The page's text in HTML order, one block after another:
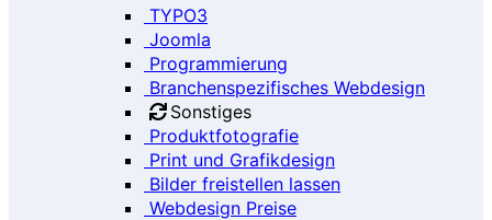
TYPO3
Joomla
Programmierung
Branchenspezifisches Webdesign
Sonstiges
Produktfotografie
Print und Grafikdesign
Bilder freistellen lassen
Webdesign Preise